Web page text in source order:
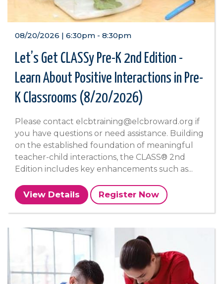
08/20/2026 | 6:30pm - 8:30pm
Let’s Get CLASSy Pre-K 2nd Edition -
Learn About Positive Interactions in Pre-
K Classrooms (8/20/2026)
Please contact elcbtraining@elcbroward.org if
you have questions or need assistance. Building
on the established foundation of meaningful
teacher-child interactions, the CLASS® 2nd
Edition includes key enhancements such as...
View Details Register Now